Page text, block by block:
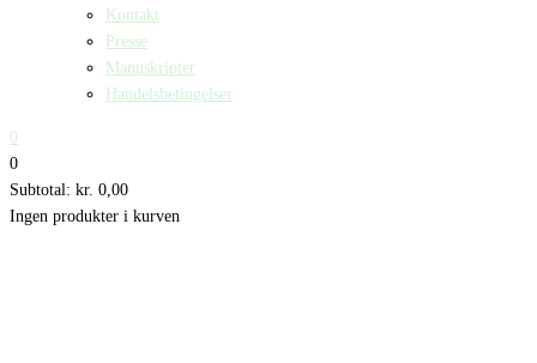
Kontakt
Presse
Manuskripter
Handelsbetingelser
0
0
Subtotal: kr. 0,00
Ingen produkter i kurven